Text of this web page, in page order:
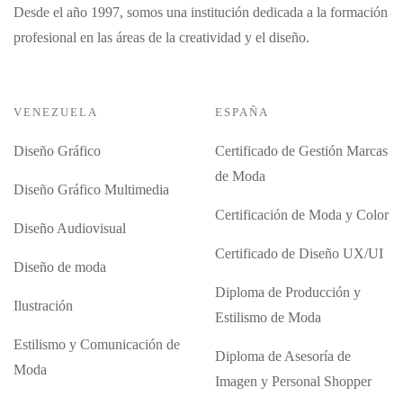
Desde el año 1997, somos una institución dedicada a la formación
profesional en las áreas de la creatividad y el diseño.
VENEZUELA
Diseño Gráfico
Diseño Gráfico Multimedia
Diseño Audiovisual
Diseño de moda
Ilustración
Estilismo y Comunicación de
Moda
ESPAÑA
Certificado de Gestión Marcas
de Moda
Certificación de Moda y Color
Certificado de Diseño UX/UI
Diploma de Producción y
Estilismo de Moda
Diploma de Asesoría de
Imagen y Personal Shopper